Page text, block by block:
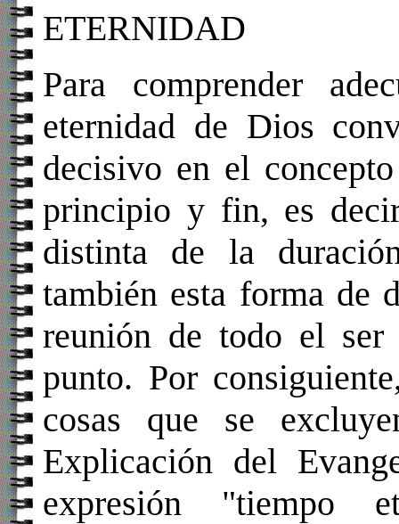
ETERNIDAD
Para comprender
eternidad de Dios
decisivo en el
principio y fin, es
distinta de la
también esta forma de
reunión de todo el
punto. Por
cosas que se
Explicación del
expresión "tiempo